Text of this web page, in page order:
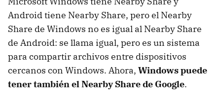
Android tiene Nearby Share, pero el Nearby
Share de Windows no es igual al Nearby Share
de Android: se llama igual, pero es un sistema
para compartir archivos entre dispositivos
cercanos con Windows. Ahora, Windows puede
tener también el Nearby Share de Google.